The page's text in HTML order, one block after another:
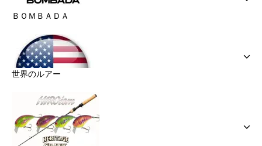
ＢＯＭＢＡＤＡ
世界のルアー